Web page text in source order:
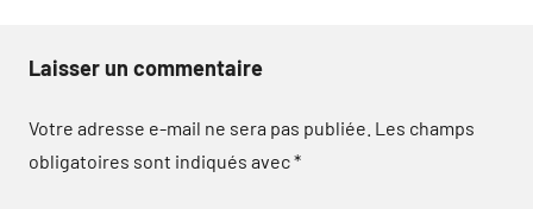
Laisser un commentaire
Votre adresse e-mail ne sera pas publiée. Les champs
obligatoires sont indiqués avec*